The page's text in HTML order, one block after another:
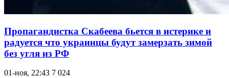
Пропагандистка Скабеева бьется в истерике и
радуется что украинцы будут замерзать зимой
без угля из РФ
01-ноя, 22:43 7 024